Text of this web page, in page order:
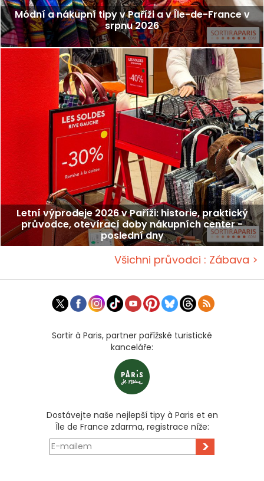
Módní a nákupní tipy v Paříži a v Île-de-France v
srpnu 2026
Letní výprodeje 2026 v Paříži: historie, praktický
průvodce, otevírací doby nákupních center -
poslední dny
Všichni průvodci : Zábava >
Sortir à Paris, partner pařížské turistické
kanceláře:
Dostávejte naše nejlepší tipy à Paris et en
Île de France zdarma, registrace níže:
>